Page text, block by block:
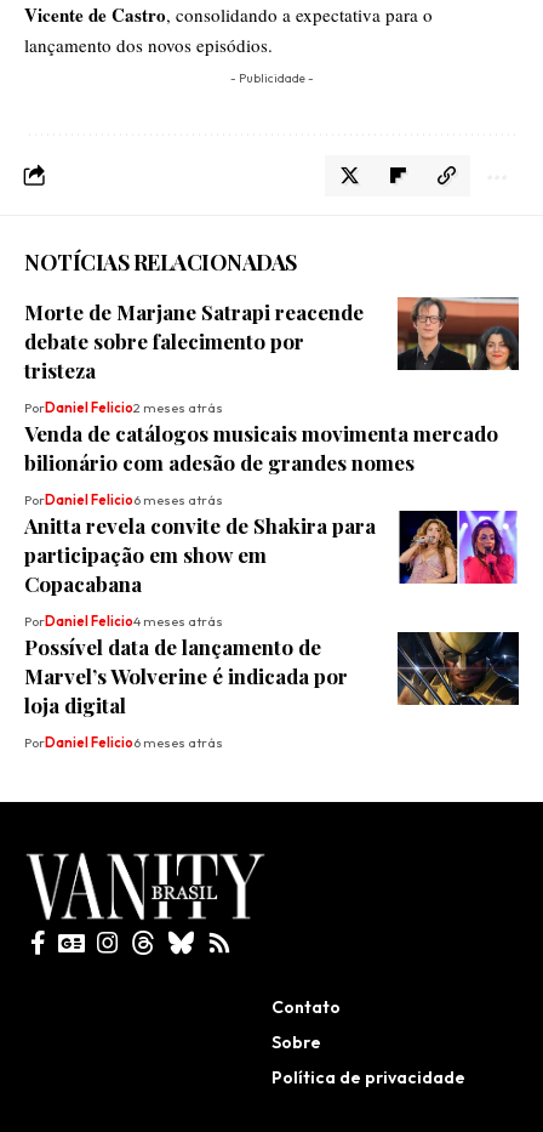
Vicente de Castro, consolidando a expectativa para o
lançamento dos novos episódios.
- Publicidade -
NOTÍCIAS RELACIONADAS
Morte de Marjane Satrapi reacende
debate sobre falecimento por
tristeza
PorDaniel Felicio2 meses atrás
Venda de catálogos musicais movimenta mercado
bilionário com adesão de grandes nomes
PorDaniel Felicio6 meses atrás
Anitta revela convite de Shakira para
participação em show em
Copacabana
PorDaniel Felicio4 meses atrás
Possível data de lançamento de
Marvel’s Wolverine é indicada por
loja digital
PorDaniel Felicio6 meses atrás
Contato
Sobre
Política de privacidade